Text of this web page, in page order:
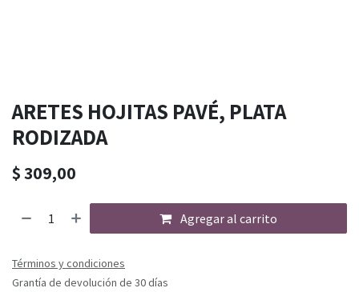
ARETES HOJITAS PAVÉ, PLATA
RODIZADA
$309,00
Agregar al carrito
Términos y condiciones
Grantía de devolución de 30 días